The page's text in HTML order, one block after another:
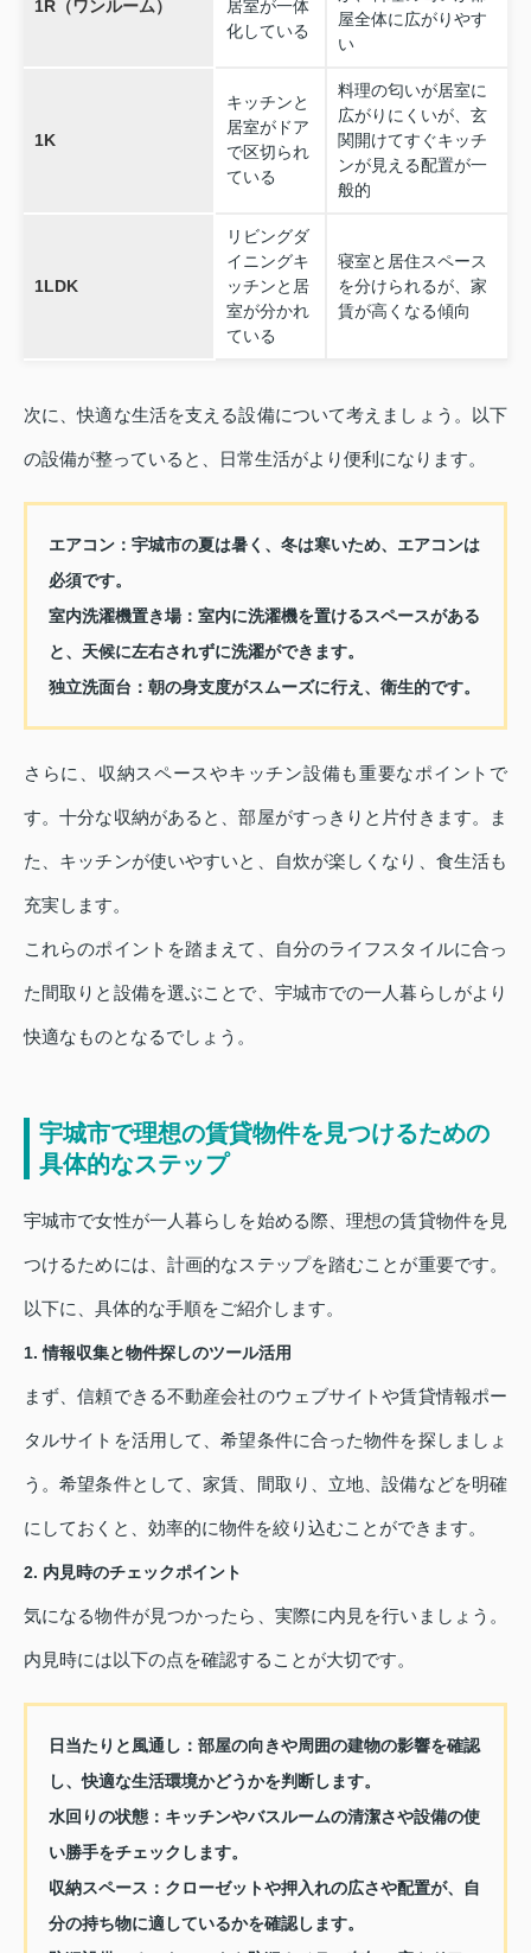
1R（ワンルーム）
居室が一体
化している
屋全体に広がりやす
い
1K
キッチンと
居室がドア
で区切られ
ている
料理の匂いが居室に
広がりにくいが、玄
関開けてすぐキッチ
ンが見える配置が一
般的
1LDK
リビングダ
イニングキ
ッチンと居
室が分かれ
ている
寝室と居住スペース
を分けられるが、家
賃が高くなる傾向
次に、快適な生活を支える設備について考えましょう。以下
の設備が整っていると、日常生活がより便利になります。
エアコン： 宇城市の夏は暑く、冬は寒いため、エアコンは
必須です。
室内洗濯機置き場： 室内に洗濯機を置けるスペースがある
と、天候に左右されずに洗濯ができます。
独立洗面台： 朝の身支度がスムーズに行え、衛生的です。
さらに、収納スペースやキッチン設備も重要なポイントで
す。十分な収納があると、部屋がすっきりと片付きます。ま
た、キッチンが使いやすいと、自炊が楽しくなり、食生活も
充実します。
これらのポイントを踏まえて、自分のライフスタイルに合っ
た間取りと設備を選ぶことで、宇城市での一人暮らしがより
快適なものとなるでしょう。
宇城市で理想の賃貸物件を見つけるための
具体的なステップ
宇城市で女性が一人暮らしを始める際、理想の賃貸物件を見
つけるためには、計画的なステップを踏むことが重要です。
以下に、具体的な手順をご紹介します。
1. 情報収集と物件探しのツール活用
まず、信頼できる不動産会社のウェブサイトや賃貸情報ポー
タルサイトを活用して、希望条件に合った物件を探しましょ
う。希望条件として、家賃、間取り、立地、設備などを明確
にしておくと、効率的に物件を絞り込むことができます。
2. 内見時のチェックポイント
気になる物件が見つかったら、実際に内見を行いましょう。
内見時には以下の点を確認することが大切です。
日当たりと風通し： 部屋の向きや周囲の建物の影響を確認
し、快適な生活環境かどうかを判断します。
水回りの状態： キッチンやバスルームの清潔さや設備の使
い勝手をチェックします。
収納スペース： クローゼットや押入れの広さや配置が、自
分の持ち物に適しているかを確認します。